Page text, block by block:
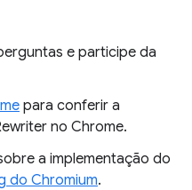
e participe da
para conferir a
no Chrome.
a implementação do
do Chromium.